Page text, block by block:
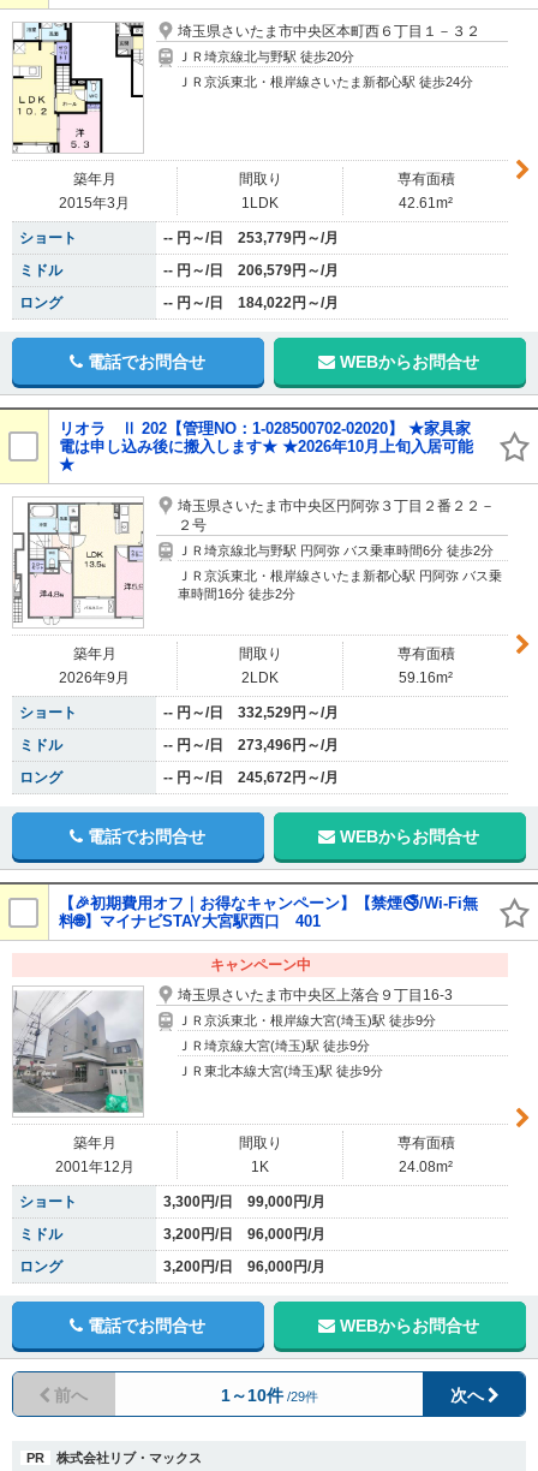
埼玉県さいたま市中央区本町西６丁目１－３２
ＪＲ埼京線北与野駅 徒歩20分
ＪＲ京浜東北・根岸線さいたま新都心駅 徒歩24分
築年月
2015年3月
間取り
1LDK
専有面積
42.61m²
ショート
-- 円～/日 253,779円～/月
ミドル
-- 円～/日 206,579円～/月
ロング
-- 円～/日 184,022円～/月
電話でお問合せ WEBからお問合せ
リオラ Ⅱ 202【管理NO：1-028500702-02020】 ★家具家
電は申し込み後に搬入します★ ★2026年10月上旬入居可能
★
埼玉県さいたま市中央区円阿弥３丁目２番２２－
２号
ＪＲ埼京線北与野駅 円阿弥 バス乗車時間6分 徒歩2分
ＪＲ京浜東北・根岸線さいたま新都心駅 円阿弥 バス乗
車時間16分 徒歩2分
築年月
2026年9月
間取り
2LDK
専有面積
59.16m²
ショート
-- 円～/日 332,529円～/月
ミドル
-- 円～/日 273,496円～/月
ロング
-- 円～/日 245,672円～/月
電話でお問合せ WEBからお問合せ
【🎉初期費用オフ｜お得なキャンペーン】【禁煙🚭/Wi-Fi無
料🌐】マイナビSTAY大宮駅西口 401
キャンペーン中
埼玉県さいたま市中央区上落合９丁目16-3
ＪＲ京浜東北・根岸線大宮(埼玉)駅 徒歩9分
ＪＲ埼京線大宮(埼玉)駅 徒歩9分
ＪＲ東北本線大宮(埼玉)駅 徒歩9分
築年月
2001年12月
間取り
1K
専有面積
24.08m²
ショート
3,300円/日 99,000円/月
ミドル
3,200円/日 96,000円/月
ロング
3,200円/日 96,000円/月
電話でお問合せ WEBからお問合せ
前へ 次へ
1～10件 /29件
PR
株式会社リブ・マックス